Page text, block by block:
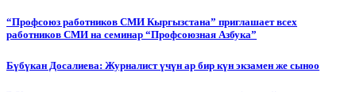
“Профсоюз работников СМИ Кыргызстана” приглашает всех
работников СМИ на семинар “Профсоюзная Азбука”
Бүбүкан Досалиева: Журналист үчүн ар бир күн экзамен же сыноо